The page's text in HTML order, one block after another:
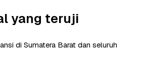
yang teruji
di Sumatera Barat dan seluruh